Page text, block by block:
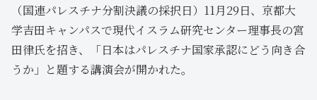
（国連パレスチナ分割決議の採択日）11月29日、京都大
学吉田キャンパスで現代イスラム研究センター理事長の宮
田律氏を招き、「日本はパレスチナ国家承認にどう向き合
うか」と題する講演会が開かれた。